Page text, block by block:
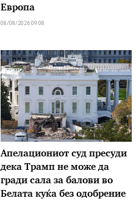
Европа
08/08/2026 09:08
Апелациониот суд пресуди
дека Трамп не може да
гради сала за балови во
Белата куќа без одобрение